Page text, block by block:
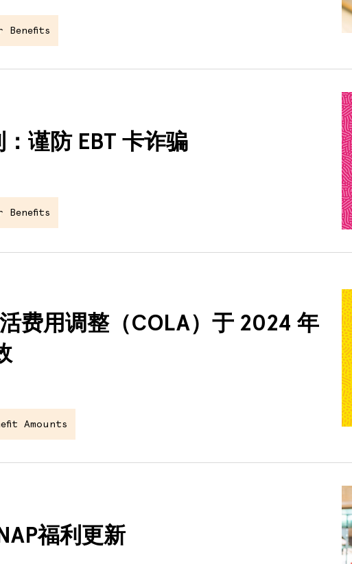
Benefits
谨防 EBT 卡诈骗
Benefits
费用调整（COLA）于 2024 年
Amounts
福利更新